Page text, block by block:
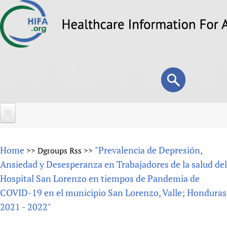
to
Search
form
Search
About
Overview
Why HIFA is needed
Vision and Strategy
Forums
HIFA (Healthcare Information For All)
Projects
Home >> Dgroups Rss >> "Prevalencia de Depresión,
Ansiedad y Desesperanza en Trabajadores de la salud del
Hospital San Lorenzo en tiempos de Pandemia de
COVID-19 en el municipio San Lorenzo, Valle; Honduras
2021 - 2022"